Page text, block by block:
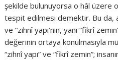
şekilde bulunuyorsa o hâl üzere
tespit edilmesi demektir. Bu da,
ve “zihnî yapı’nın, yani “fikrî
değerinin ortaya konulmasıyla
“zihnî yapı” ve “fikrî zemin”;